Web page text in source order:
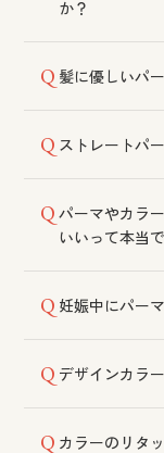
ます。
か？
ーを先にすると
ざいます。
髪に優しいパ
ます。ケアをし
す。
ストレートパ
天然のクセを
パーマやカラ
いいって本当
も進化しており
だければ当日
妊娠中にパー
が出る場合がご
い。また産後3
デザインカラ
カラーのリタ